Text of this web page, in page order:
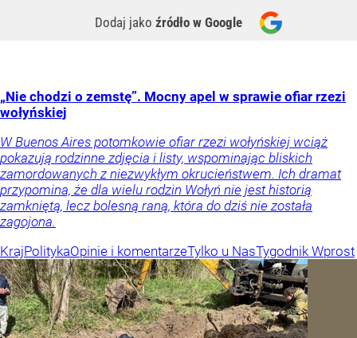
Dodaj jako źródło w Google
„Nie chodzi o zemstę”. Mocny apel w sprawie ofiar rzezi
wołyńskiej
W Buenos Aires potomkowie ofiar rzezi wołyńskiej wciąż
pokazują rodzinne zdjęcia i listy, wspominając bliskich
zamordowanych z niezwykłym okrucieństwem. Ich dramat
przypomina, że dla wielu rodzin Wołyń nie jest historią
zamkniętą, lecz bolesną raną, która do dziś nie została
zagojona.
KrajPolitykaOpinie i komentarzeTylko u NasTygodnik Wprost